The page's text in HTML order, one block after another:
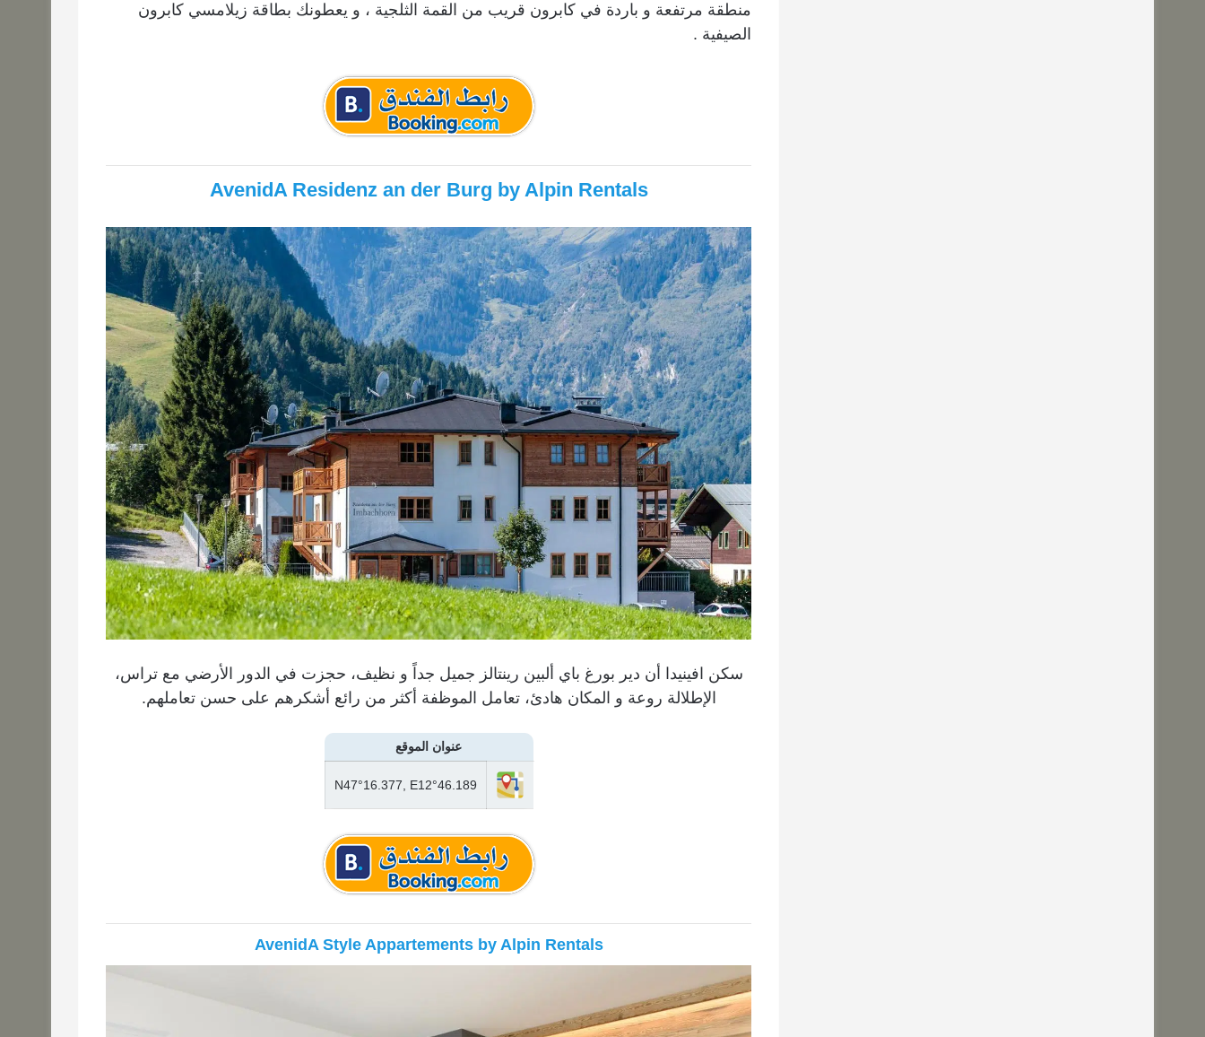
منطقة مرتفعة و باردة في كابرون قريب من القمة الثلجية ، و يعطونك بطاقة زيلامسي كابرون
الصيفية .
AvenidA Residenz an der Burg by Alpin Rentals
سكن افينيدا أن دير بورغ باي ألبين رينتالز جميل جداً و نظيف، حجزت في الدور الأرضي مع تراس،
الإطلالة روعة و المكان هادئ، تعامل الموظفة أكثر من رائع أشكرهم على حسن تعاملهم.
عنوان الموقع
N47°16.377, E12°46.189
AvenidA Style Appartements by Alpin Rentals